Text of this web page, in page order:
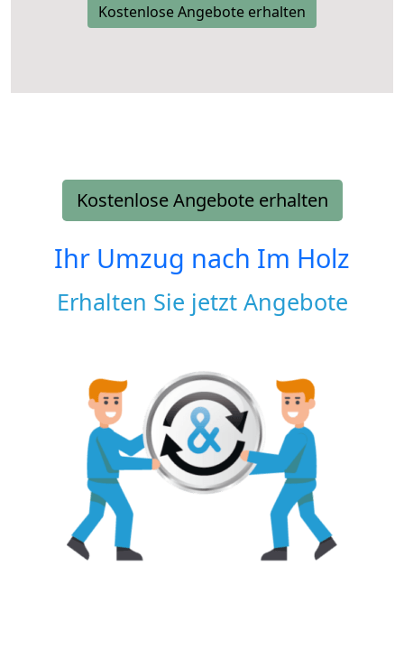
Kostenlose Angebote erhalten
Kostenlose Angebote erhalten
Ihr Umzug nach Im Holz
Erhalten Sie jetzt Angebote